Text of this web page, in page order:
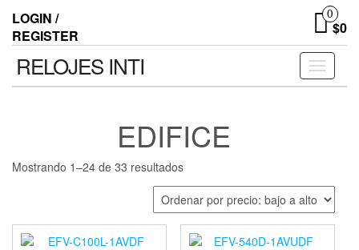
LOGIN /
REGISTER
0
$0
Toggle
RELOJES INTI
EDIFICE
Mostrando 1–24 de 33 resultados